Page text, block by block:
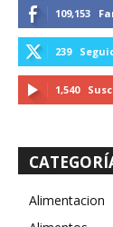
109,153
239
1,540
Alimentacion